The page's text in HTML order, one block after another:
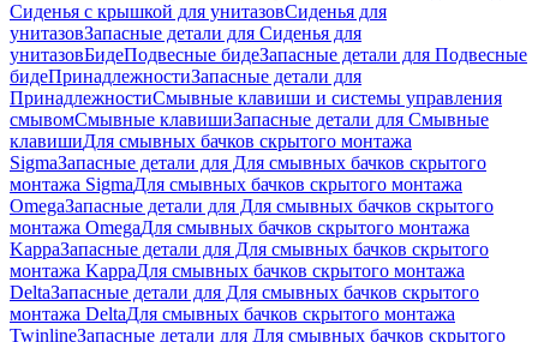
Сиденья с крышкой для унитазовСиденья для
унитазовЗапасные детали для Сиденья для
унитазовБидеПодвесные бидеЗапасные детали для Подвесные
бидеПринадлежностиЗапасные детали для
ПринадлежностиСмывные клавиши и системы управления
смывомСмывные клавишиЗапасные детали для Смывные
клавишиДля смывных бачков скрытого монтажа
SigmaЗапасные детали для Для смывных бачков скрытого
монтажа SigmaДля смывных бачков скрытого монтажа
OmegaЗапасные детали для Для смывных бачков скрытого
монтажа OmegaДля смывных бачков скрытого монтажа
KappaЗапасные детали для Для смывных бачков скрытого
монтажа KappaДля смывных бачков скрытого монтажа
DeltaЗапасные детали для Для смывных бачков скрытого
монтажа DeltaДля смывных бачков скрытого монтажа
TwinlineЗапасные детали для Для смывных бачков скрытого